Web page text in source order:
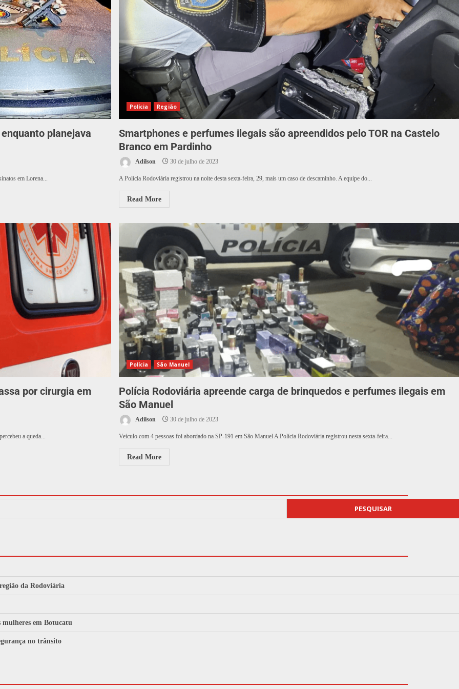
planejava
em Lorena...
Polícia Região
Smartphones e perfumes ilegais são apreendidos pelo TOR na Castelo
Branco em Pardinho
Adilson 30 de julho de 2023
A Polícia Rodoviária registrou na noite desta sexta-feira, 29, mais um caso de descaminho. A equipe do...
Read More
por cirurgia em
a queda...
Polícia São Manuel
Polícia Rodoviária apreende carga de brinquedos e perfumes ilegais em
São Manuel
Adilson 30 de julho de 2023
Veículo com 4 pessoas foi abordado na SP-191 em São Manuel A Polícia Rodoviária registrou nesta sexta-feira...
Read More
PESQUISAR
da Rodoviária
mulheres em Botucatu
no trânsito